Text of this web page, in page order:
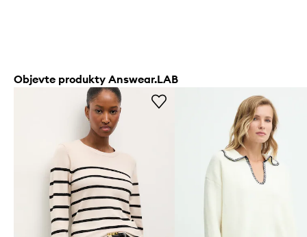
Objevte produkty Answear.LAB